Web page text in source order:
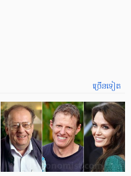
ច្រើនទៀត